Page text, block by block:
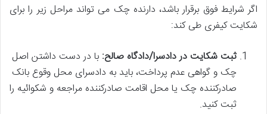
اگر شرایط فوق برقرار باشد، دارنده چک می تواند مراحل زیر را برای
شکایت کیفری طی کند:
ثبت شکایت در دادسرا/دادگاه صالح: با در دست داشتن اصل
چک و گواهی عدم پرداخت، باید به دادسرای محل وقوع بانک
صادرکننده چک یا محل اقامت صادرکننده مراجعه و شکوائیه را
ثبت کنید.